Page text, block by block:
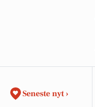
Seneste nyt ›